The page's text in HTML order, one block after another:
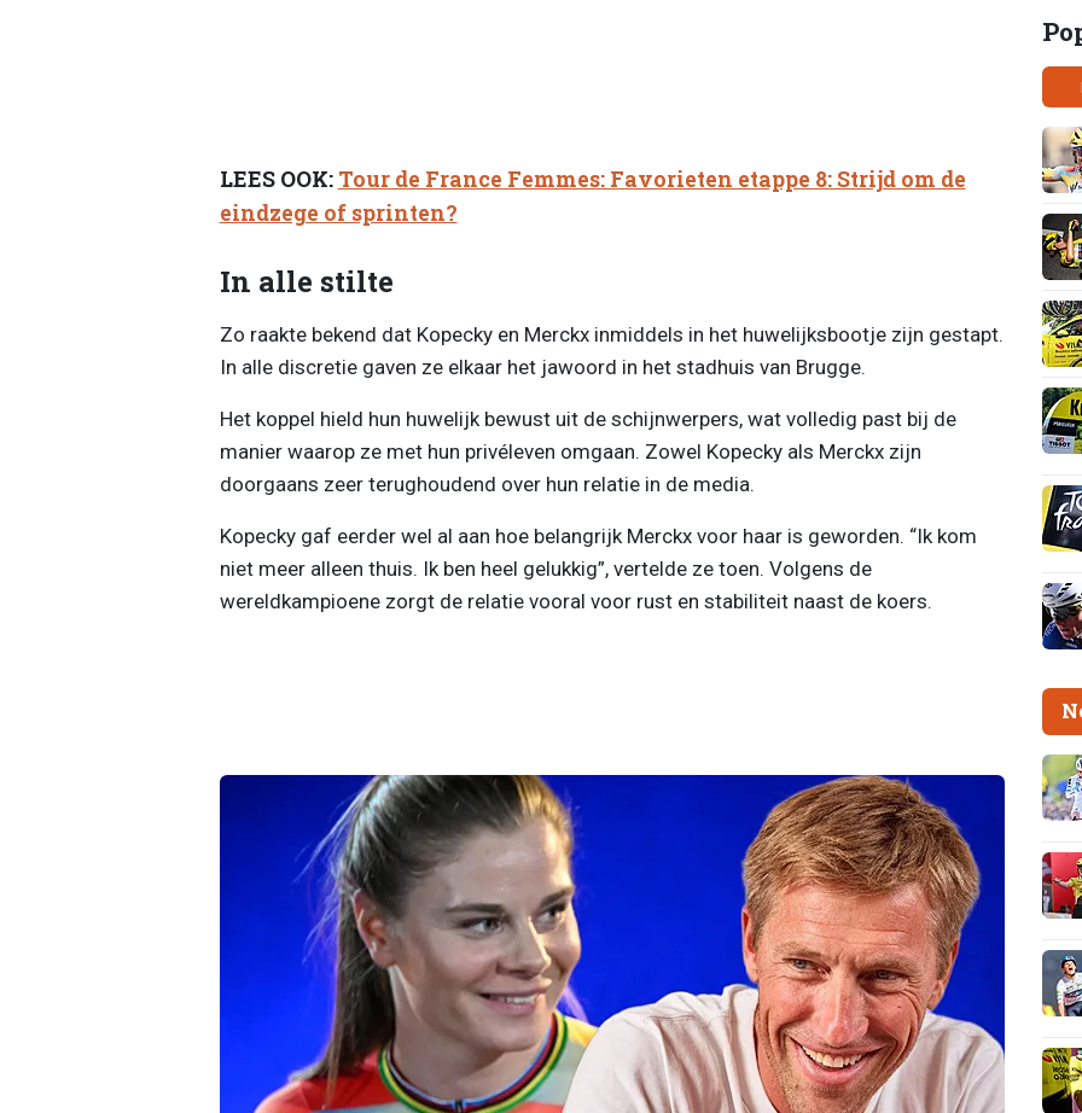
LEES OOK: Tour de France Femmes: Favorieten etappe 8: Strijd om de
eindzege of sprinten?
In alle stilte
Zo raakte bekend dat Kopecky en Merckx inmiddels in het huwelijksbootje zijn gestapt.
In alle discretie gaven ze elkaar het jawoord in het stadhuis van Brugge.
Het koppel hield hun huwelijk bewust uit de schijnwerpers, wat volledig past bij de
manier waarop ze met hun privéleven omgaan. Zowel Kopecky als Merckx zijn
doorgaans zeer terughoudend over hun relatie in de media.
Kopecky gaf eerder wel al aan hoe belangrijk Merckx voor haar is geworden. “Ik kom
niet meer alleen thuis. Ik ben heel gelukkig”, vertelde ze toen. Volgens de
wereldkampioene zorgt de relatie vooral voor rust en stabiliteit naast de koers.